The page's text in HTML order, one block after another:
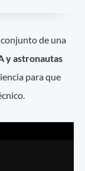
de una
y astronautas
para que